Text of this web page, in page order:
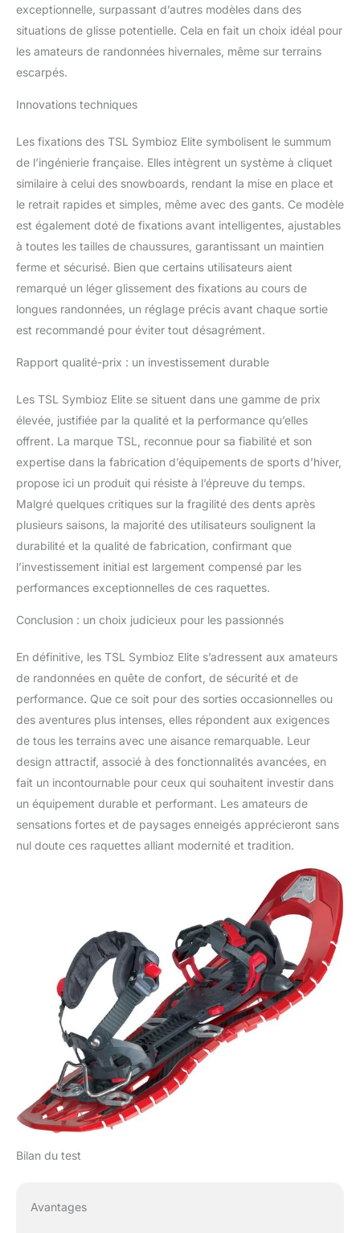
exceptionnelle, surpassant d’autres modèles dans des
situations de glisse potentielle. Cela en fait un choix idéal pour
les amateurs de randonnées hivernales, même sur terrains
escarpés.
Innovations techniques
Les fixations des TSL Symbioz Elite symbolisent le summum
de l’ingénierie française. Elles intègrent un système à cliquet
similaire à celui des snowboards, rendant la mise en place et
le retrait rapides et simples, même avec des gants. Ce modèle
est également doté de fixations avant intelligentes, ajustables
à toutes les tailles de chaussures, garantissant un maintien
ferme et sécurisé. Bien que certains utilisateurs aient
remarqué un léger glissement des fixations au cours de
longues randonnées, un réglage précis avant chaque sortie
est recommandé pour éviter tout désagrément.
Rapport qualité-prix : un investissement durable
Les TSL Symbioz Elite se situent dans une gamme de prix
élevée, justifiée par la qualité et la performance qu’elles
offrent. La marque TSL, reconnue pour sa fiabilité et son
expertise dans la fabrication d’équipements de sports d’hiver,
propose ici un produit qui résiste à l’épreuve du temps.
Malgré quelques critiques sur la fragilité des dents après
plusieurs saisons, la majorité des utilisateurs soulignent la
durabilité et la qualité de fabrication, confirmant que
l’investissement initial est largement compensé par les
performances exceptionnelles de ces raquettes.
Conclusion : un choix judicieux pour les passionnés
En définitive, les TSL Symbioz Elite s’adressent aux amateurs
de randonnées en quête de confort, de sécurité et de
performance. Que ce soit pour des sorties occasionnelles ou
des aventures plus intenses, elles répondent aux exigences
de tous les terrains avec une aisance remarquable. Leur
design attractif, associé à des fonctionnalités avancées, en
fait un incontournable pour ceux qui souhaitent investir dans
un équipement durable et performant. Les amateurs de
sensations fortes et de paysages enneigés apprécieront sans
nul doute ces raquettes alliant modernité et tradition.
Bilan du test
Avantages